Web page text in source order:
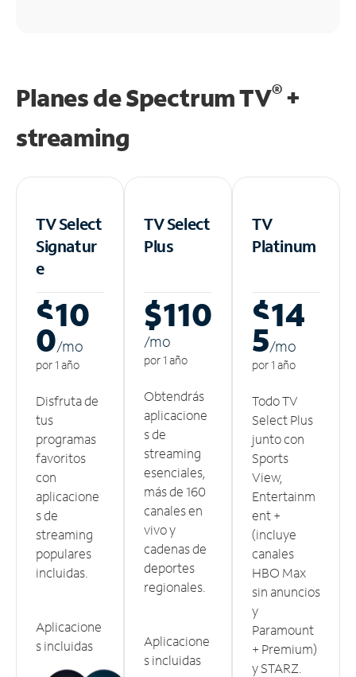
Planes de Spectrum TV®+
streaming
TV Select
Signatur
e
$10
0/mo
por 1 año
Disfruta de
tus
programas
favoritos
con
aplicacione
s de
streaming
populares
incluidas.
Aplicacione
s incluidas
TV Select
Plus
$110
/mo
por 1 año
Obtendrás
aplicacione
s de
streaming
esenciales,
más de 160
canales en
vivo y
cadenas de
deportes
regionales.
Aplicacione
s incluidas
TV
Platinum
$14
5/mo
por 1 año
Todo TV
Select Plus
junto con
Sports
View,
Entertainm
ent +
(incluye
canales
HBO Max
sin anuncios
y
Paramount
+ Premium)
y STARZ.